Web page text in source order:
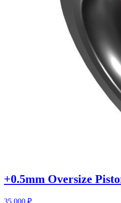
+0.5mm Oversize